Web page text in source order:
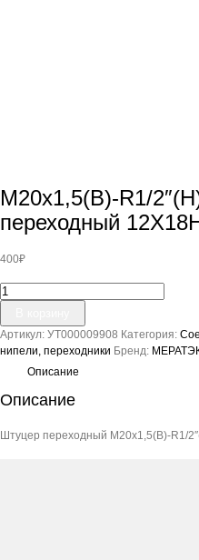
М20х1,5(В)-R1/
переходный
400₽
Количество
товара
М20х1,5(В)-
R1/2"
(Н)
Штуцер
12Х18Н10Т
Артикул: УТ000009908 Категория:
нипели, переходники Бренд:
Описание
Описание
Штуцер переходный М20х1,5(В)-R1/